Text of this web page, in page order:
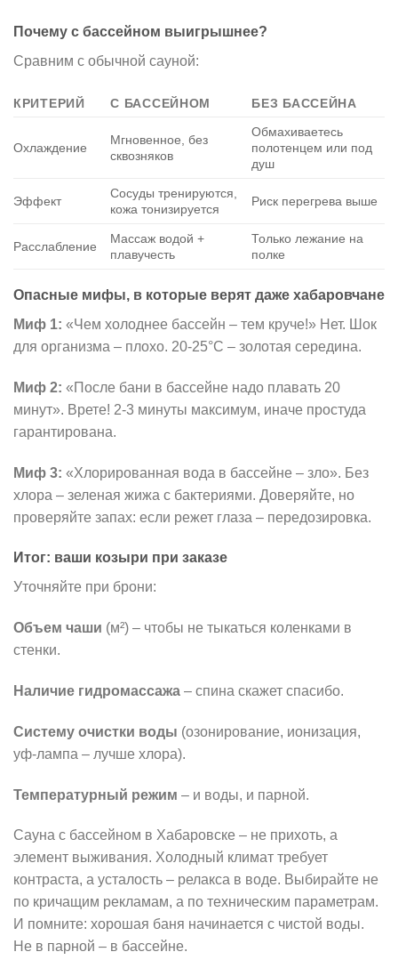
Почему с бассейном выигрышнее?
Сравним с обычной сауной:
КРИТЕРИЙ С БАССЕЙНОМ БЕЗ БАССЕЙНА
Охлаждение
Мгновенное, без
сквозняков
Обмахиваетесь
полотенцем или под
душ
Эффект
Сосуды тренируются,
кожа тонизируется
Риск перегрева выше
Расслабление
Массаж водой +
плавучесть
Только лежание на
полке
Опасные мифы, в которые верят даже хабаровчане
Миф 1: «Чем холоднее бассейн – тем круче!» Нет. Шок
для организма – плохо. 20-25°C – золотая середина.
Миф 2: «После бани в бассейне надо плавать 20
минут». Врете! 2-3 минуты максимум, иначе простуда
гарантирована.
Миф 3: «Хлорированная вода в бассейне – зло». Без
хлора – зеленая жижа с бактериями. Доверяйте, но
проверяйте запах: если режет глаза – передозировка.
Итог: ваши козыри при заказе
Уточняйте при брони:
Объем чаши (м²) – чтобы не тыкаться коленками в
стенки.
Наличие гидромассажа – спина скажет спасибо.
Систему очистки воды (озонирование, ионизация,
уф-лампа – лучше хлора).
Температурный режим – и воды, и парной.
Сауна с бассейном в Хабаровске – не прихоть, а
элемент выживания. Холодный климат требует
контраста, а усталость – релакса в воде. Выбирайте не
по кричащим рекламам, а по техническим параметрам.
И помните: хорошая баня начинается с чистой воды.
Не в парной – в бассейне.